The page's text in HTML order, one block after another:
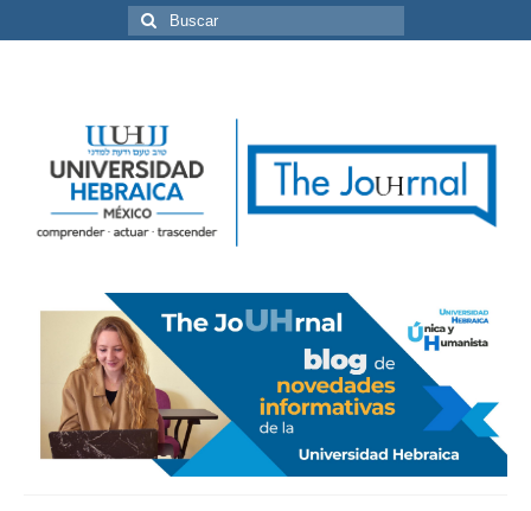
Buscar
por: